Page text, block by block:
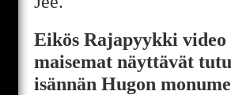
Eikös Rajapyykki
maisemat näyttävät
isännän Hugon